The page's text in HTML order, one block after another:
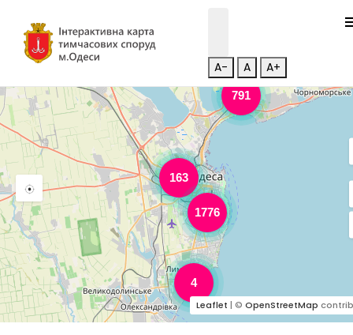
A- A A+
791
163
4
1776
Leaflet | © OpenStreetMap